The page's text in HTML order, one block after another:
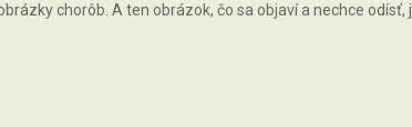
chorôb. A ten obrázok, čo sa objaví a nechce odísť,